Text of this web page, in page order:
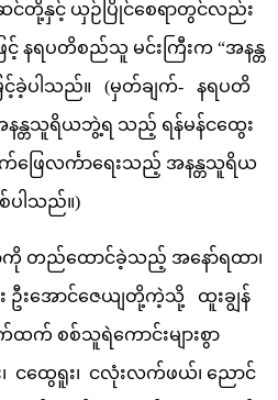
၊ ဆင်တို့နှင့် ယှဉ်ပြိုင်စေရာတွင်လည်း
နရပတိစည်သူ မင်းကြီးက “အနန္တ
င့်ခဲ့ပါသည်။ (မှတ်ချက်- နရပတိ
တသူရိယဘွဲ့ရ သည့် ရန်မန်ငထွေး
ြေလင်္ကာရေးသည့် အနန္တသူရိယ
ပါသည်။)
ာ်ကို တည်ထောင်ခဲ့သည့် အနော်ရထာ၊
ဦးအောင်ဇေယျတို့ကဲ့သို့ ထူးချွန်
က် စစ်သူရဲကောင်းများစွာ
ငထွေရူး၊ ငလုံးလက်ဖယ်၊ ညောင်